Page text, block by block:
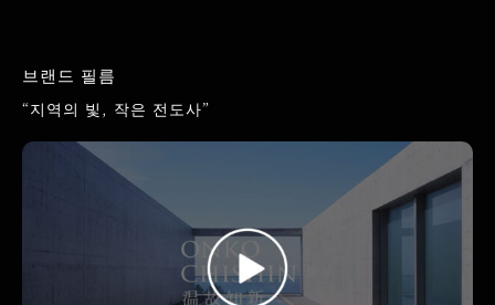
브랜드 필름
“지역의 빛, 작은 전도사”